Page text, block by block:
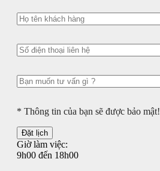
* Thông tin của bạn sẽ được bảo mật!
Giờ làm việc:
9h00 đến 18h00